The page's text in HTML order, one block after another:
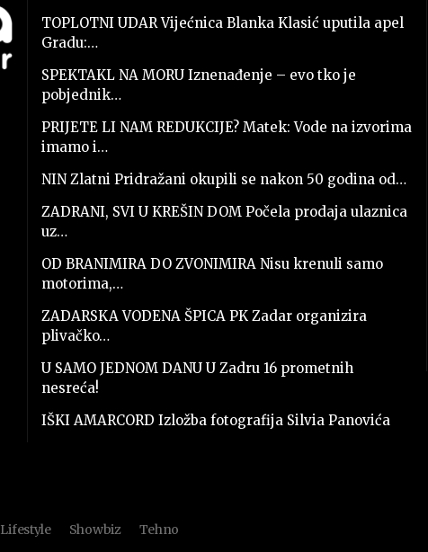
TOPLOTNI UDAR Vijećnica Blanka Klasić uputila apel
Gradu:…
SPEKTAKL NA MORU Iznenađenje – evo tko je
pobjednik…
PRIJETE LI NAM REDUKCIJE? Matek: Vode na izvorima
imamo i…
NIN Zlatni Pridražani okupili se nakon 50 godina od…
ZADRANI, SVI U KREŠIN DOM Počela prodaja ulaznica
uz…
OD BRANIMIRA DO ZVONIMIRA Nisu krenuli samo
motorima,…
ZADARSKA VODENA ŠPICA PK Zadar organizira
plivačko…
U SAMO JEDNOM DANU U Zadru 16 prometnih
nesreća!
IŠKI AMARCORD Izložba fotografija Silvia Panovića
Lifestyle Showbiz Tehno